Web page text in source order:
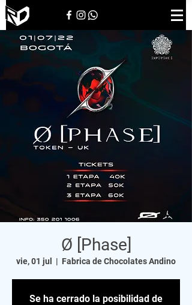
Ø [Phase]
vie, 01 jul
  |
Fabrica de Chocolates Andino
Se ha cerrado la posibilidad de